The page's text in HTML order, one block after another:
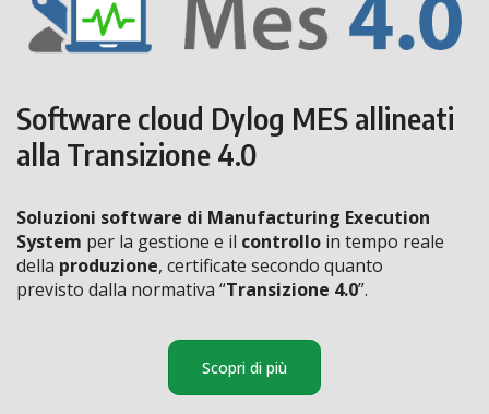
Software cloud Dylog MES allineati
alla Transizione 4.0
Soluzioni software di Manufacturing Execution
System per la gestione e il controllo in tempo reale
della produzione, certificate secondo quanto
previsto dalla normativa “Transizione 4.0”.
Scopri di più